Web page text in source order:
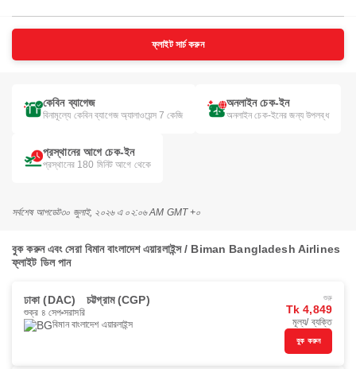
ফ্লাইট সার্চ করুন
কেবিন ব্যাগেজ
বিনামূল্যে কেবিন ব্যাগেজ অ্যালাওয়েন্স 7 কেজি
অনলাইন চেক-ইন
অনলাইন চেক-ইনের জন্য উপলব্ধ
প্রস্থানের আগে চেক-ইন
প্রস্থানের 180 মিনিট আগে থেকে
সর্বশেষ আপডেট৩০ জুলাই, ২০২৬ এ ০২:০৬ AM GMT +০
বুক করুন এবং সেরা বিমান বাংলাদেশ এয়ারলাইন্স / Biman Bangladesh Airlines
ফ্লাইট ডিল পান
ঢাকা (DAC) চট্টগ্রাম (CGP)
শুক্র ৪ সেপ সরাসরি
বিমান বাংলাদেশ এয়ারলাইন্স
শুরু
Tk 4,849
মূল্য/ ব্যক্তি
বুক করুন